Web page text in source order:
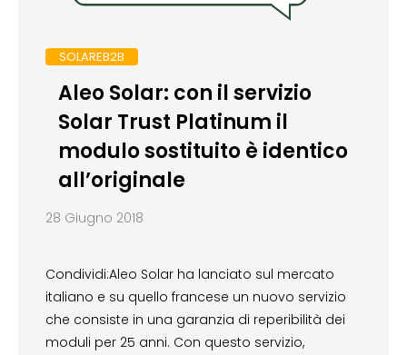
SOLAREB2B
Aleo Solar: con il servizio
Solar Trust Platinum il
modulo sostituito è identico
all’originale
28 Giugno 2018
Condividi:Aleo Solar ha lanciato sul mercato
italiano e su quello francese un nuovo servizio
che consiste in una garanzia di reperibilità dei
moduli per 25 anni. Con questo servizio,